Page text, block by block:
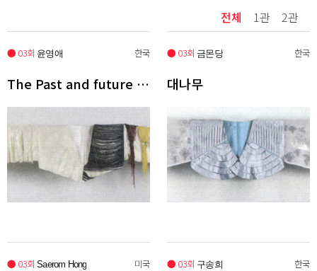
전체 1관 2관
● 03회 윤영애 한국
The Past and future 'Design 2'
● 03회 금몬당 한국
대나무
● 03회 Saerom Hong 미국 ● 03회 구송희 한국